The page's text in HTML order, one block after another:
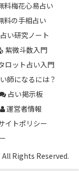
料梅花心易占い
料の手相占い
占い研究ノート
紫微斗数入門
ロット占い入門
師になるには？
占い掲示板
運営者情報
イトポリシー
Rights Reserved.